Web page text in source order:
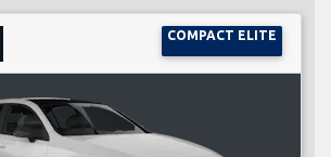
COMPACT ELITE